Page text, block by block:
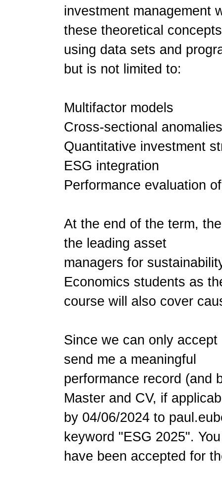
investment management
these theoretical concepts
using data sets and
but is not limited to:
Multifactor models
Cross-sectional anomalies
Quantitative investment
ESG integration
Performance evaluation
At the end of the term,
the leading asset
managers for
Economics students as
course will also cover
Since we can only
send me a meaningful
performance record (and
Master and CV, if
by 04/06/2024 to
keyword "ESG 2025".
have been accepted for